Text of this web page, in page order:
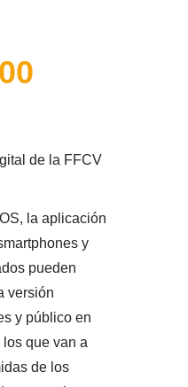
de la FFCV
la aplicación
y
pueden
versión
y público en
que van a
de los